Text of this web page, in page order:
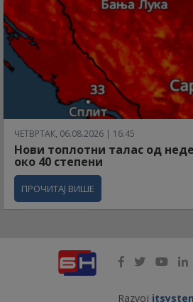
ЧЕТВРТАК, 06.08.2026 | 16:45
Нови топлотни талас од
око 40 степени
ПРОЧИТАЈ ВИШЕ
Razvoj